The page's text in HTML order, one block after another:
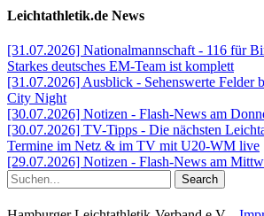
Leichtathletik.de News
[31.07.2026] Nationalmannschaft - 116 für
Starkes deutsches EM-Team ist komplett
[31.07.2026] Ausblick - Sehenswerte Felder
City Night
[30.07.2026] Notizen - Flash-News am
[30.07.2026] TV-Tipps - Die nächsten
Termine im Netz & im TV mit U20-WM live
[29.07.2026] Notizen - Flash-News am
Search